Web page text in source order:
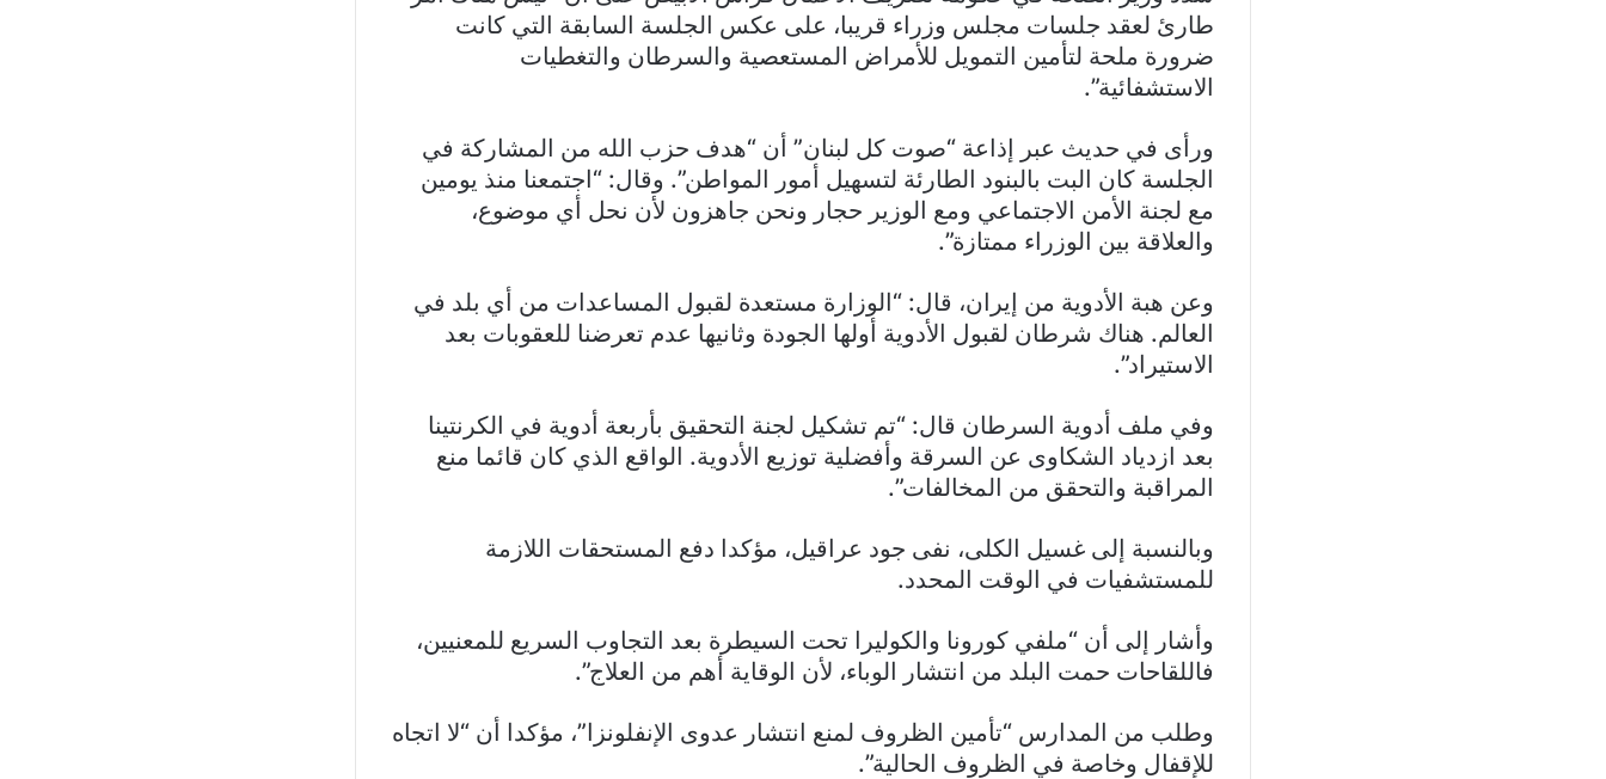
طارئ لعقد جلسات مجلس وزراء قريبا، على عكس الجلسة السابقة التي كانت
ضرورة ملحة لتأمين التمويل للأمراض المستعصية والسرطان والتغطيات
الاستشفائية”.
ورأى في حديث عبر إذاعة “صوت كل لبنان” أن “هدف حزب الله من المشاركة في
الجلسة كان البت بالبنود الطارئة لتسهيل أمور المواطن”. وقال: “اجتمعنا منذ يومين
مع لجنة الأمن الاجتماعي ومع الوزير حجار ونحن جاهزون لأن نحل أي موضوع،
والعلاقة بين الوزراء ممتازة”.
وعن هبة الأدوية من إيران، قال: “الوزارة مستعدة لقبول المساعدات من أي بلد في
العالم. هناك شرطان لقبول الأدوية أولها الجودة وثانيها عدم تعرضنا للعقوبات بعد
الاستيراد”.
وفي ملف أدوية السرطان قال: “تم تشكيل لجنة التحقيق بأربعة أدوية في الكرنتينا
بعد ازدياد الشكاوى عن السرقة وأفضلية توزيع الأدوية. الواقع الذي كان قائما منع
المراقبة والتحقق من المخالفات”.
وبالنسبة إلى غسيل الكلى، نفى جود عراقيل، مؤكدا دفع المستحقات اللازمة
للمستشفيات في الوقت المحدد.
وأشار إلى أن “ملفي كورونا والكوليرا تحت السيطرة بعد التجاوب السريع للمعنيين،
فاللقاحات حمت البلد من انتشار الوباء، لأن الوقاية أهم من العلاج”.
وطلب من المدارس “تأمين الظروف لمنع انتشار عدوى الإنفلونزا”، مؤكدا أن “لا اتجاه
للإقفال وخاصة في الظروف الحالية”.